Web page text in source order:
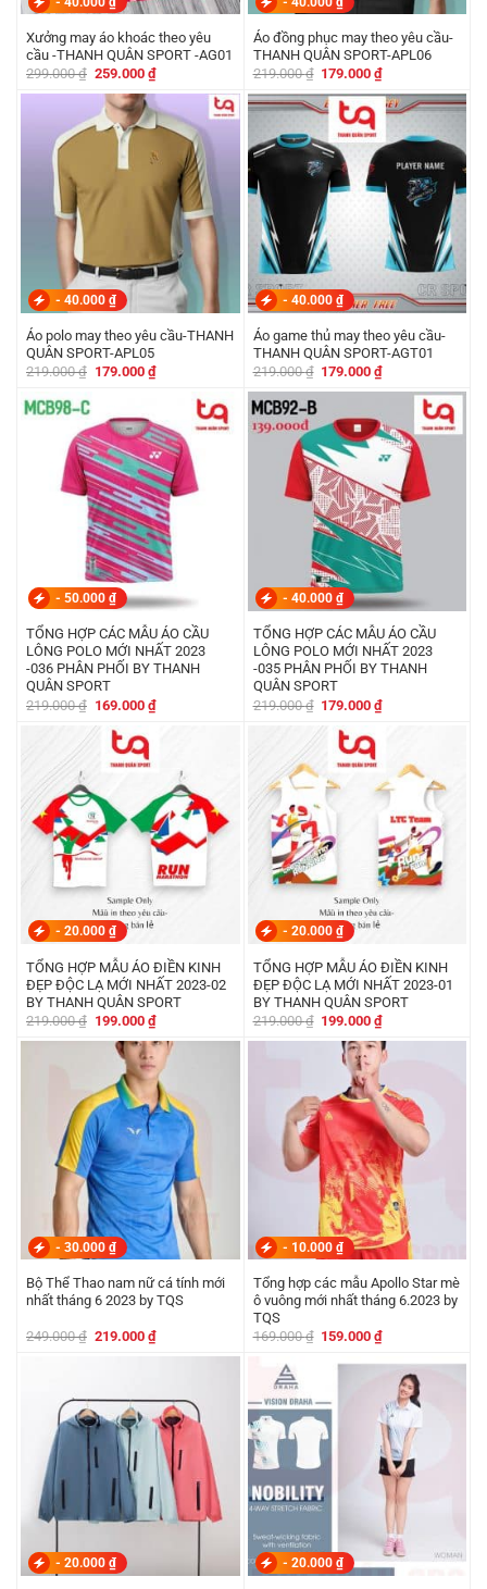
Xưởng may áo khoác theo yêu
cầu -THANH QUÂN SPORT -AG01
299.000₫ Giá
là:
299.000 ₫.
259.000 ₫Giá
hiện
tại
là:
259.000 ₫.
Áo đồng phục may theo yêu cầu-
THANH QUÂN SPORT-APL06
219.000₫ Giá
là:
219.000 ₫.
179.000₫Giá
tại
là:
- 40.000 ₫
Áo polo may theo yêu cầu-THANH
QUÂN SPORT-APL05
219.000₫ Giá
179.000 ₫Giá
hiện
179.000 ₫.
- 40.000 ₫
Áo game thủ may theo yêu cầu-
THANH QUÂN SPORT-AGT01
219.000₫ Giá
là:
179.000₫Giá
tại
179.000 ₫.
- 50.000 ₫
TỔNG HỢP CÁC MẪU ÁO CẦU
LÔNG POLO MỚI NHẤT 2023
-036 PHÂN PHỐI BY THANH
QUÂN SPORT
219.000₫ Giá
là:
219.000 ₫.
169.000 ₫Giá
hiện
- 40.000 ₫
TỔNG HỢP CÁC MẪU ÁO CẦU
LÔNG POLO MỚI NHẤT 2023
-035 PHÂN PHỐI BY THANH
QUÂN SPORT
219.000₫ Giá
là:
219.000 ₫.
179.000₫Giá
- 20.000 ₫
TỔNG HỢP MẪU ÁO ĐIỀN KINH
ĐẸP ĐỘC LẠ MỚI NHẤT 2023-02
BY THANH QUÂN SPORT
219.000₫ Giá
là:
219.000 ₫.
199.000 ₫Giá
hiện
tại
là:
199.000 ₫.
- 20.000 ₫
TỔNG HỢP MẪU ÁO ĐIỀN KINH
ĐẸP ĐỘC LẠ MỚI NHẤT 2023-01
BY THANH QUÂN SPORT
219.000₫ Giá
là:
219.000 ₫.
199.000₫Giá
tại
là:
- 30.000 ₫
Bộ Thể Thao nam nữ cá tính mới
nhất tháng 6 2023 by TQS
249.000₫ Giá
219.000 ₫Giá
hiện
- 10.000 ₫
Tổng hợp các mẫu Apollo Star mè
ô vuông mới nhất tháng 6.2023 by
TQS
169.000₫ Giá
159.000₫Giá
tại
159.000 ₫.
- 20.000 ₫ - 20.000 ₫